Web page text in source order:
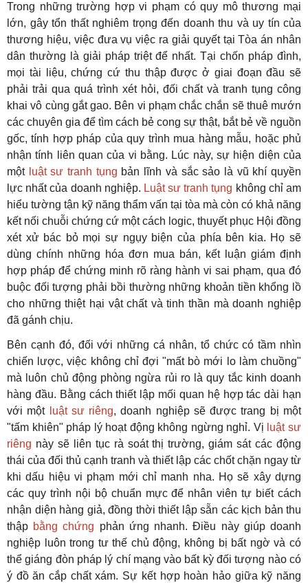
Trong những trường hợp vi phạm có quy mô thương mại
lớn, gây tổn thất nghiêm trọng đến doanh thu và uy tín của
thương hiệu, việc đưa vụ việc ra giải quyết tại Tòa án nhân
dân thường là giải pháp triệt để nhất. Tại chốn pháp đình,
mọi tài liệu, chứng cứ thu thập được ở giai đoạn đầu sẽ
phải trải qua quá trình xét hỏi, đối chất và tranh tụng công
khai vô cùng gắt gao. Bên vi phạm chắc chắn sẽ thuê mướn
các chuyên gia để tìm cách bẻ cong sự thật, bắt bẻ về nguồn
gốc, tính hợp pháp của quy trình mua hàng mẫu, hoặc phủ
nhận tính liên quan của vi bằng. Lúc này, sự hiện diện của
một luật sư tranh tụng bản lĩnh và sắc sảo là vũ khí quyền
lực nhất của doanh nghiệp. Luật sư tranh tụng không chỉ am
hiểu tường tận kỹ năng thẩm vấn tại tòa mà còn có khả năng
kết nối chuỗi chứng cứ một cách logic, thuyết phục Hội đồng
xét xử bác bỏ mọi sự ngụy biện của phía bên kia. Họ sẽ
dùng chính những hóa đơn mua bán, kết luận giám định
hợp pháp để chứng minh rõ ràng hành vi sai phạm, qua đó
buộc đối tượng phải bồi thường những khoản tiền khổng lồ
cho những thiệt hại vật chất và tinh thần mà doanh nghiệp
đã gánh chịu.
Bên cạnh đó, đối với những cá nhân, tổ chức có tầm nhìn
chiến lược, việc không chỉ đợi "mất bò mới lo làm chuồng"
mà luôn chủ động phòng ngừa rủi ro là quy tắc kinh doanh
hàng đầu. Bằng cách thiết lập mối quan hệ hợp tác dài hạn
với một
luật sư riêng, doanh nghiệp sẽ được trang bị một
"tấm khiên" pháp lý hoạt động không ngừng nghỉ. Vị luật sư
riêng này sẽ liên tục rà soát thị trường, giám sát các động
thái của đối thủ cạnh tranh và thiết lập các chốt chặn ngay từ
khi dấu hiệu vi phạm mới chỉ manh nha. Họ sẽ xây dựng
các quy trình nội bộ chuẩn mực để nhân viên tự biết cách
nhận diện hàng giả, đồng thời thiết lập sẵn các kịch bản thu
thập bằng chứng phản ứng nhanh. Điều này giúp doanh
nghiệp luôn trong tư thế chủ động, không bị bất ngờ và có
thể giáng đòn pháp lý chí mạng vào bất kỳ đối tượng nào có
ý đồ ăn cắp chất xám. Sự kết hợp hoàn hảo giữa kỹ năng